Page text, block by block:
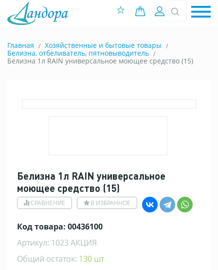
0 позиций
Вход
Главная
Хозяйственные и бытовые товары
Белизна, отбеливатель, пятновыводитель
Белизна 1л RAIN универсальное моющее средство (15)
Белизна 1л RAIN универсальное
моющее средство (15)
СРАВНЕНИЕ В ИЗБРАННОЕ
Код товара: 00436100
Артикул: 1023 АКЦИЯ
Общий остаток: 130 шт